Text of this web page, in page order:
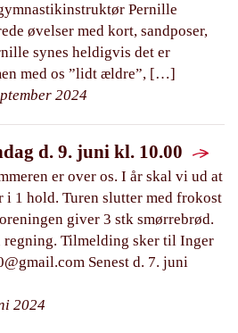
Pernille
øvelser med kort, sandposer,
synes heldigvis det er
med os ”lidt ældre”, […]
2024
d. 9. juni kl. 10.00
er over os. I år skal vi ud at
i 1 hold. Turen slutter med frokost
giver 3 stk smørrebrød.
Tilmelding sker til Inger
Senest d. 7. juni
2024